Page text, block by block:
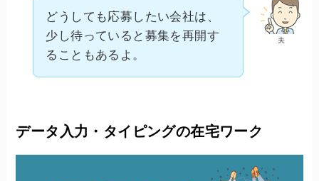
夫
どうしても応募したい会社は、
少し待っていると募集を再開す
ることもあるよ。
データ入力・タイピングの在宅ワーク